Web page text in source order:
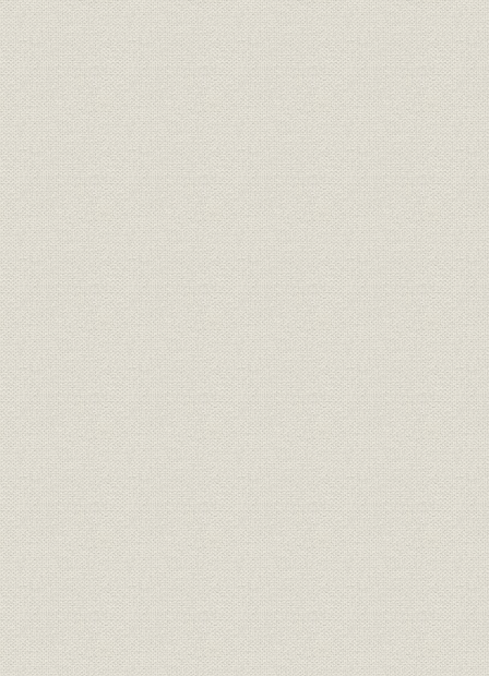
第3節 線路増設
第1 東京周辺の線路増設
東海道線
中央線
総武線
東北線
山手線
第2 山陽本線の線路増設
第3 主要線の線路増設
東北本線
常磐線
高崎線
信越線
北陸本線
関西本線